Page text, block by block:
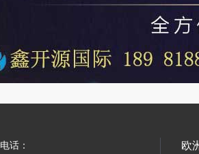
电话： 欧